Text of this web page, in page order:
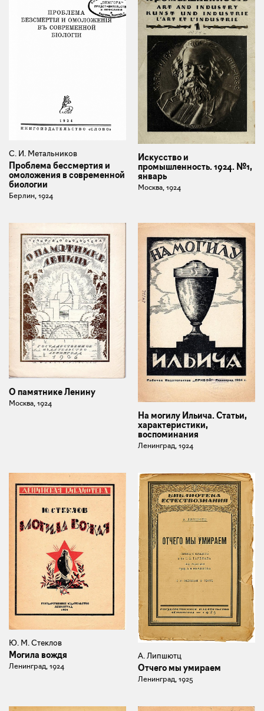
С. И. Метальников
Проблема бессмертия и
омоложения в современной
биологии
Берлин, 1924
Искусство и
промышленность. 1924. №1,
январь
Москва, 1924
О памятнике Ленину
Москва, 1924
На могилу Ильича. Статьи,
характеристики,
воспоминания
Ленинград, 1924
Ю. М. Стеклов
Могила вождя
Ленинград, 1924
А. Липшютц
Отчего мы умираем
Ленинград, 1925